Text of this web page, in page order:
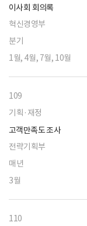
이사회 회의록
혁신경영부
분기
1월, 4월, 7월, 10월
109
기획·재정
고객만족도 조사
전략기획부
매년
3월
110